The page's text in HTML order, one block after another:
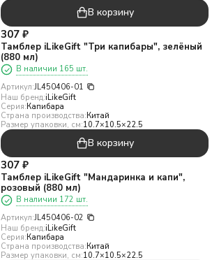
В корзину
307 ₽
Тамблер iLikeGift "Три капибары", зелёный
(880 мл)
В наличии 165 шт.
Артикул:JL450406-01
Наш бренд:iLikeGift
Серия:Капибара
Страна производства:Китай
Размер упаковки, см:10.7×10.5×22.5
В корзину
307 ₽
Тамблер iLikeGift "Мандаринка и капи",
розовый (880 мл)
В наличии 172 шт.
Артикул:JL450406-02
Наш бренд:iLikeGift
Серия:Капибара
Страна производства:Китай
Размер упаковки, см:10.7×10.5×22.5